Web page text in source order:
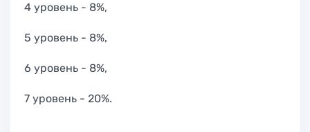
4 уровень - 8%,
5 уровень - 8%,
6 уровень - 8%,
7 уровень - 20%.